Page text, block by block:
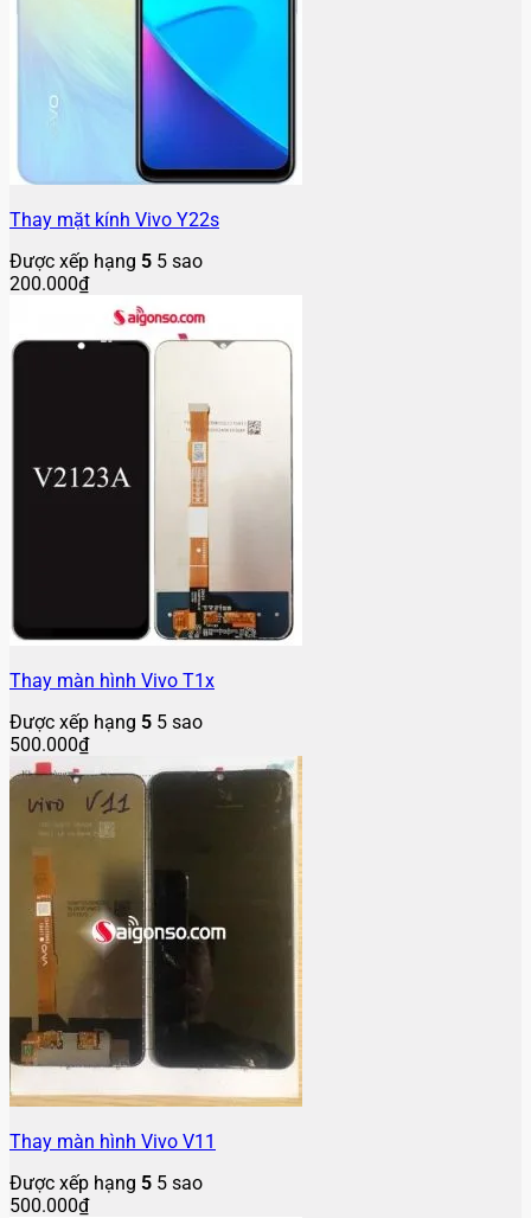
Thay mặt kính Vivo Y22s
Được xếp hạng 5 5 sao
200.000₫
Thay màn hình Vivo T1x
Được xếp hạng 5 5 sao
500.000₫
Thay màn hình Vivo V11
Được xếp hạng 5 5 sao
500.000₫